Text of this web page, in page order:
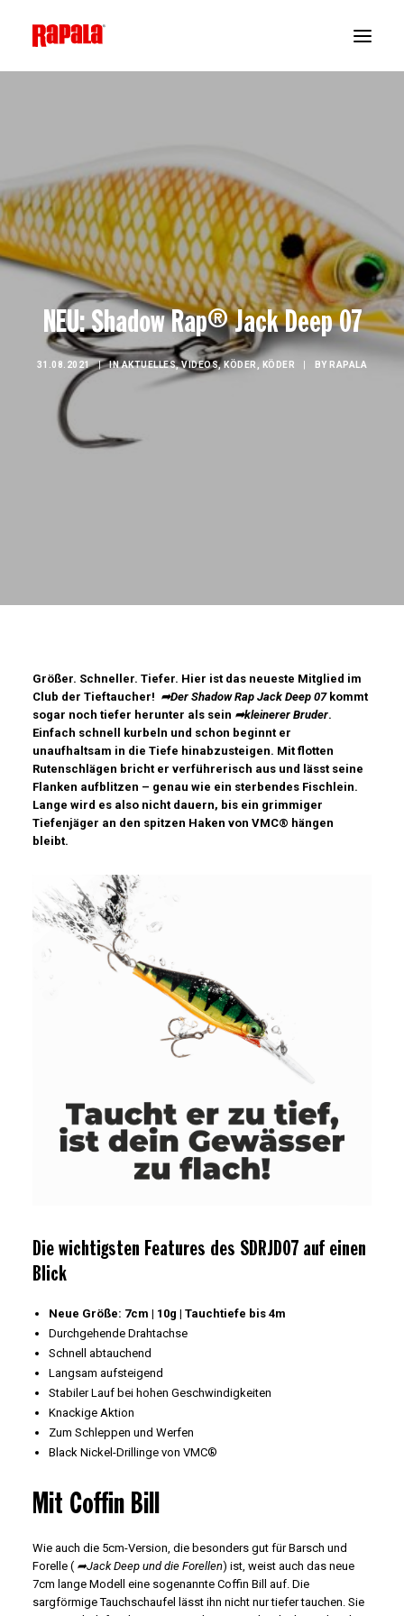
NEU: Shadow Rap® Jack Deep 07
31.08.2021 | INAKTUELLES,VIDEOS,KÖDER KÖDER BY RAPALA
Größer. Schneller. Tiefer. Hier ist das neueste Mitglied im
Club der Tieftaucher! ➦Der Shadow Rap Jack Deep 07kommt
sogar noch tiefer herunter als sein ➦kleinerer Bruder.
Einfach schnell kurbeln und schon beginnt er
unaufhaltsam in die Tiefe hinabzusteigen. Mit flotten
Rutenschlägen bricht er verführerisch aus und lässt seine
Flanken aufblitzen – genau wie ein sterbendes Fischlein.
Lange wird es also nicht dauern, bis ein grimmiger
Tiefenjäger an den spitzen Haken von VMC® hängen
bleibt.
Die wichtigsten Features des SDRJD07 auf einen
Blick
Neue Größe: 7cm | 10g | Tauchtiefe bis 4m
Durchgehende Drahtachse
Schnell abtauchend
Langsam aufsteigend
Stabiler Lauf bei hohen Geschwindigkeiten
Knackige Aktion
Zum Schleppen und Werfen
Black Nickel-Drillinge von VMC®
Mit Coffin Bill
Wie auch die 5cm-Version, die besonders gut für Barsch und
Forelle ( ➦Jack Deep und die Forellen) ist, weist auch das neue
7cm lange Modell eine sogenannte Coffin Bill auf. Die
sargförmige Tauchschaufel lässt ihn nicht nur tiefer tauchen. Sie